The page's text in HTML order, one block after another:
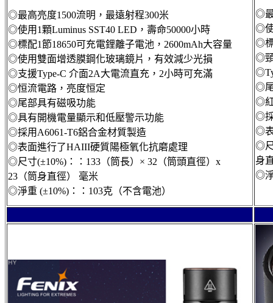
◎最高亮度1500流明，最遠射程300米
◎使用1顆Luminus SST40 LED，壽命50000小時
◎標配1節18650可充電鋰離子電池，2600mAh大容量
◎使用雙面增透膜鋼化玻璃鏡片，有效減少光損
◎支援Type-C 介面2A大電流直充，2小時可充滿
◎恒流電路，亮度恒定
◎尾部具有磁吸功能
◎具有開機電量顯示和低壓警示功能
◎採用A6061-T6鋁合金材質製造
◎表面進行了HAIII硬質陽極氧化抗磨處理
◎尺寸(±10%)：：133（筒長）× 32（筒頭直徑）x
23（筒身直徑） 毫米
◎淨重 (±10%)：：103克（不含電池）
◎最
◎使
◎標
◎頸
◎尾
◎紅
◎採
◎表
◎尺
身
◎淨